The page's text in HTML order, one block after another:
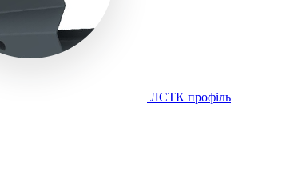
ЛСТК профіль